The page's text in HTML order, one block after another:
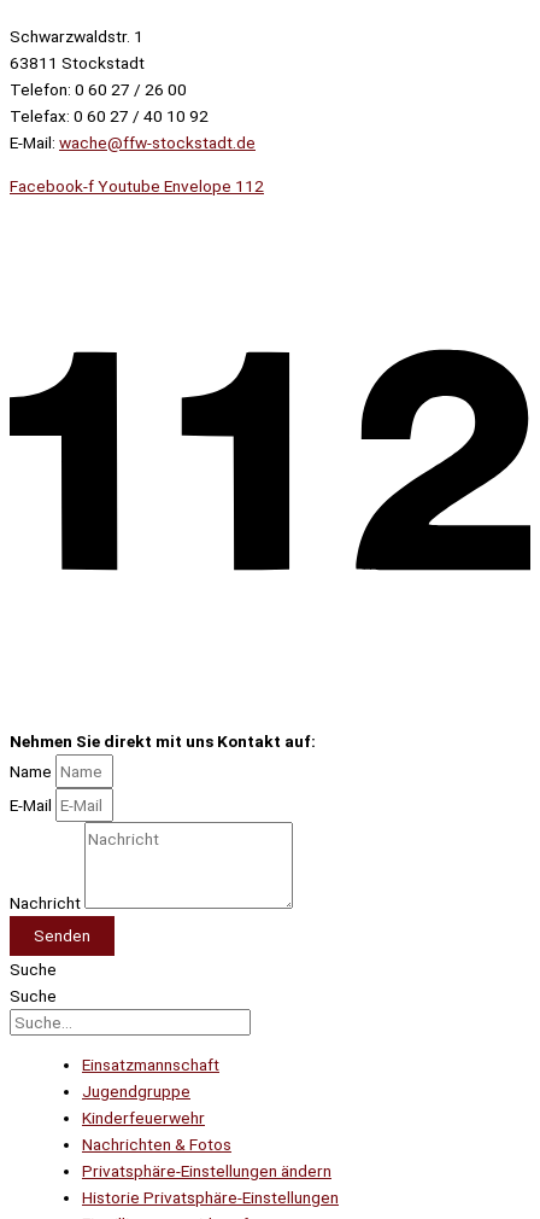
Schwarzwaldstr. 1
63811 Stockstadt
Telefon: 0 60 27 / 26 00
Telefax: 0 60 27 / 40 10 92
E-Mail: wache@ffw-stockstadt.de
Facebook-fYoutube Envelope 112
Nehmen Sie direkt mit uns Kontakt auf:
Name
E-Mail
Nachricht
Senden
Suche
Suche
Einsatzmannschaft
Jugendgruppe
Kinderfeuerwehr
Nachrichten & Fotos
Privatsphäre-Einstellungen ändern
Historie Privatsphäre-Einstellungen